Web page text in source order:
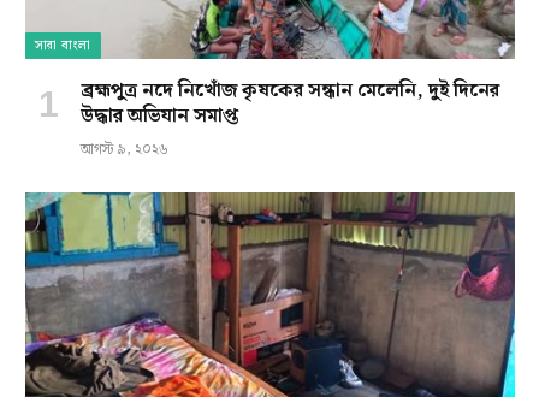
সারা বাংলা
ব্রহ্মপুত্র নদে নিখোঁজ কৃষকের সন্ধান মেলেনি, দুই দিনের
উদ্ধার অভিযান সমাপ্ত
আগস্ট ৯, ২০২৬